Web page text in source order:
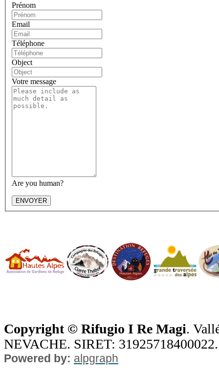
Prénom
Email
Téléphone
Object
Votre message
Are you human?
ENVOYER
Copyright © Rifugio I Re Magi.
NEVACHE. SIRET:
Powered by: alpgraph